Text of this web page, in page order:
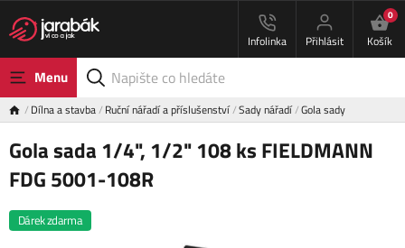
Infolinka Přihlásit
0
Košík
Menu
Dílna a stavba Ruční nářadí a příslušenství Sady nářadí Gola sady
Gola sada 1/4", 1/2" 108 ks FIELDMANN
FDG 5001-108R
Dárek zdarma